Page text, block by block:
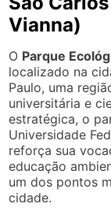
Vianna)
O Parque
localizado na
Paulo, uma
universitária e
estratégica, o
Universidade
reforça sua
educação
um dos pontos
cidade.